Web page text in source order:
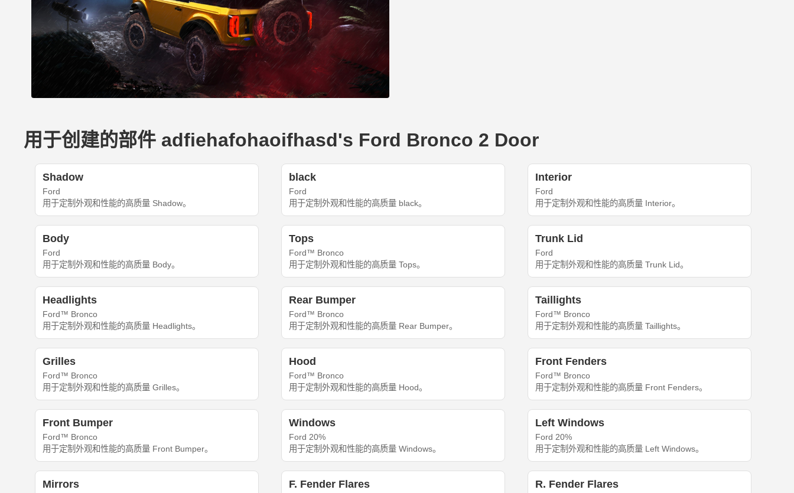
用于创建的部件 adfiehafohaoifhasd's Ford Bronco 2 Door
Shadow
Ford
用于定制外观和性能的高质量 Shadow。
black
Ford
用于定制外观和性能的高质量 black。
Interior
Ford
用于定制外观和性能的高质量 Interior。
Body
Ford
用于定制外观和性能的高质量 Body。
Tops
Ford™ Bronco
用于定制外观和性能的高质量 Tops。
Trunk Lid
Ford
用于定制外观和性能的高质量 Trunk Lid。
Headlights
Ford™ Bronco
用于定制外观和性能的高质量 Headlights。
Rear Bumper
Ford™ Bronco
用于定制外观和性能的高质量 Rear Bumper。
Taillights
Ford™ Bronco
用于定制外观和性能的高质量 Taillights。
Grilles
Ford™ Bronco
用于定制外观和性能的高质量 Grilles。
Hood
Ford™ Bronco
用于定制外观和性能的高质量 Hood。
Front Fenders
Ford™ Bronco
用于定制外观和性能的高质量 Front Fenders。
Front Bumper
Ford™ Bronco
用于定制外观和性能的高质量 Front Bumper。
Windows
Ford 20%
用于定制外观和性能的高质量 Windows。
Left Windows
Ford 20%
用于定制外观和性能的高质量 Left Windows。
Mirrors F. Fender Flares R. Fender Flares